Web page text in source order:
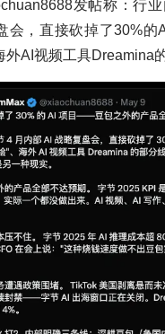
发帖称：行
会，直接砍掉了30%的
AI视频工具Dreamina